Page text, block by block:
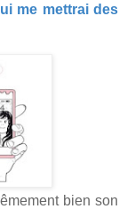
me mettrai des
bien son